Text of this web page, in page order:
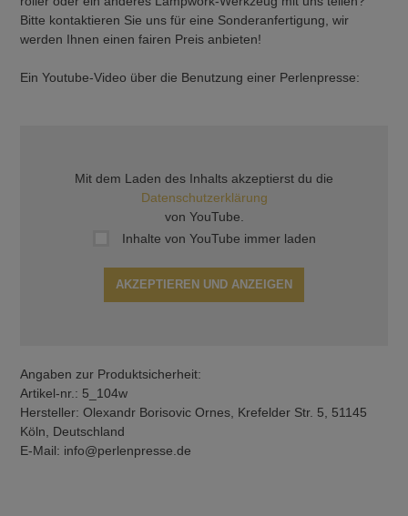
Bitte kontaktieren Sie uns für eine Sonderanfertigung, wir
werden Ihnen einen fairen Preis anbieten!
Ein Youtube-Video über die Benutzung einer Perlenpresse:
Mit dem Laden des Inhalts akzeptierst du die
Datenschutzerklärung
von YouTube.
Inhalte von YouTube immer laden
AKZEPTIEREN UND ANZEIGEN
Angaben zur Produktsicherheit:
Artikel-nr.: 5_104w
Hersteller: Olexandr Borisovic Ornes, Krefelder Str. 5, 51145
Köln, Deutschland
E-Mail: info@perlenpresse.de